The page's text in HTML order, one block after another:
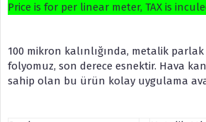
Price is for per linear meter, TAX is
100 mikron kalınlığında, metalik
folyomuz, son derece esnektir. Hava
sahip olan bu ürün kolay uygulama